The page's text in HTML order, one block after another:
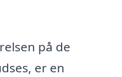
på de
er en